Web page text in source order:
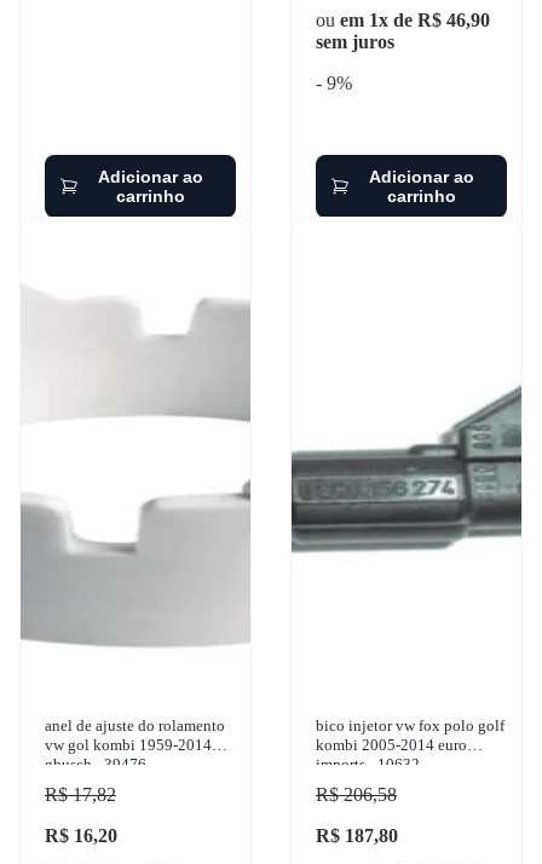
Adicionar ao
carrinho
ou em 1x de R$ 46,90
sem juros
- 9%
Adicionar ao
carrinho
anel de ajuste do rolamento
vw gol kombi 1959-2014
gbusch - 39476
R$ 17,82
R$ 16,20
bico injetor vw fox polo golf
kombi 2005-2014 euro
imports - 10632
R$ 206,58
R$ 187,80